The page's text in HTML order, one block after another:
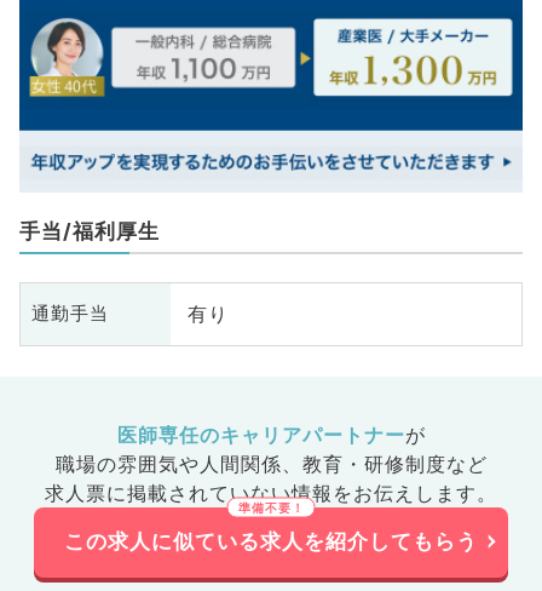
手当/福利厚生
通勤手当 有り
医師専任のキャリアパートナーが
職場の雰囲気や人間関係、 教育・研修制度など
求人票に掲載されていない情報をお伝えします。
この求人に似ている求人を紹介してもらう